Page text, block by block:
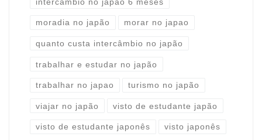
moradia no japão morar no japao
quanto custa intercâmbio no japão
trabalhar e estudar no japão
trabalhar no japao turismo no japão
viajar no japão visto de estudante japão
visto de estudante japonês visto japonês